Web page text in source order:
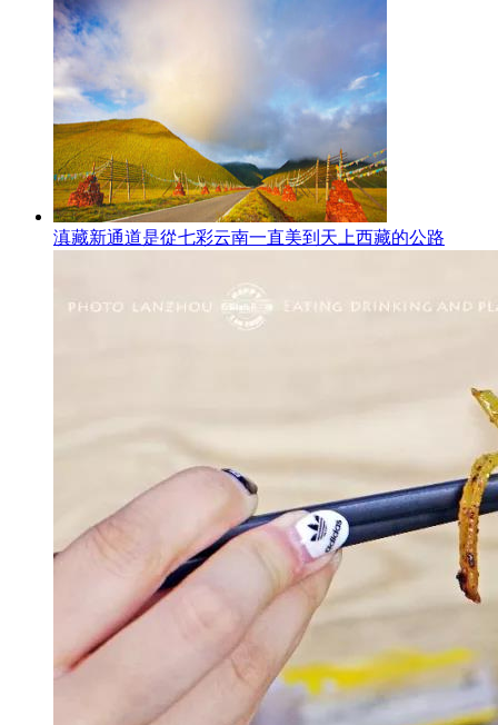
滇藏新通道是從七彩云南一直美到天上西藏的公路